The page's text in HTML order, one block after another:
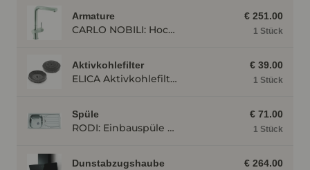
Armature
CARLO NOBILI: Hochdruck- Einhebelmischbatterie Live, Mischbatterie, Edelstahloptik 17777
€ 251.00
1 Stück
Aktivkohlefilter
ELICA Aktivkohlefilter AFWAKETIFFANY
€ 39.00
1 Stück
Spüle
RODI: Einbauspüle Okio Line 85 Deep, Edelstahl 87100
€ 71.00
1 Stück
Dunstabzugshaube € 264.00